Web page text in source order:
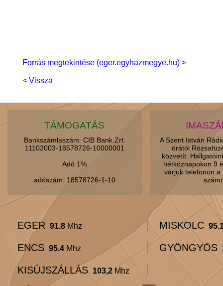
Forrás megtekintése (eger.egyhazmegye.hu) >
< Vissza
TÁMOGATÁS
Bankszámlaszám: CIB Bank Zrt.
11102003-18578726-10000001
Adó 1%
adószám: 18578726-1-10
A Szent István
órától
közvetít.
hétköznapokon 9
várjuk telefonon
EGER 91.8 Mhz MISKOLC
ENCS 95.4 Mhz GYÖNGYÖS
KISÚJSZÁLLÁS 103,2 Mhz